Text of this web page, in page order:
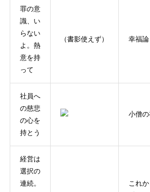
罪の意
識、い
らない
よ。熱
意を持
って
（書影使えず） 幸福論
社員へ
の慈悲
の心を
持とう
小僧
経営は
選択の
連続。
これ